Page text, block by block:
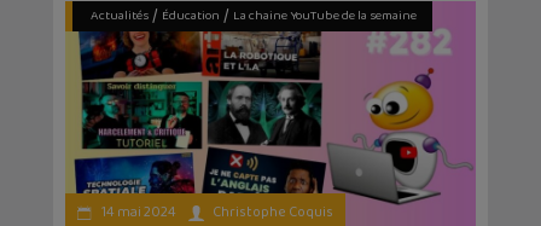
Actualités/ Éducation / La chaine YouTube de la semaine
14 mai 2024 Christophe Coquis